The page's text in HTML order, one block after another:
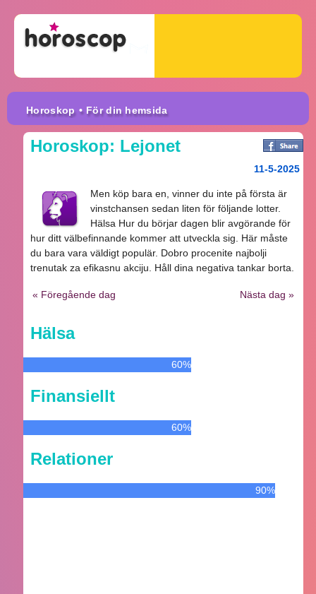
Horoskop • För din hemsida
Horoskop: Lejonet
11-5-2025
Men köp bara en, vinner du inte på första är
vinstchansen sedan liten för följande lotter.
Hälsa Hur du börjar dagen blir avgörande för
hur ditt välbefinnande kommer att utveckla sig. Här måste
du bara vara väldigt populär. Dobro procenite najbolji
trenutak za efikasnu akciju. Håll dina negativa tankar borta.
« Föregående dag Nästa dag »
Hälsa
60%
Finansiellt
60%
Relationer
90%